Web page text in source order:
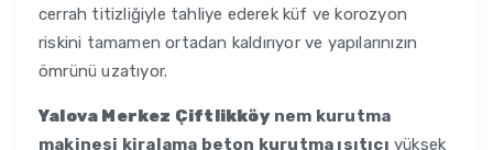
cerrah titizliğiyle tahliye ederek küf ve korozyon
riskini tamamen ortadan kaldırıyor ve yapılarınızın
ömrünü uzatıyor.
Yalova Merkez Çiftlikköynem kurutma
makinesi kiralama beton kurutma ısıtıcı yüksek